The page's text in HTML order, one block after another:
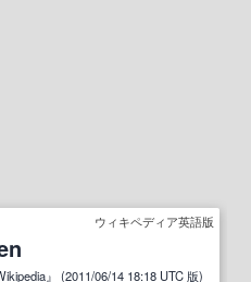
ウィキペディア英語版
』 (2011/06/14 18:18 UTC 版)